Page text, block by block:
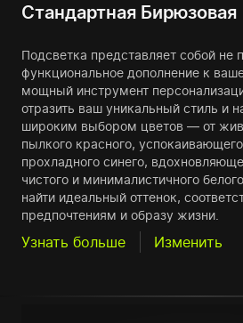
Стандартная Бирюзовая
Подсветка представляет собой не
функциональное дополнение к
мощный инструмент
отразить ваш уникальный стиль и
широким выбором цветов — от
пылкого красного,
прохладного синего,
чистого и минималистичного
найти идеальный оттенок,
предпочтениям и образу жизни.
Узнать больше Изменить